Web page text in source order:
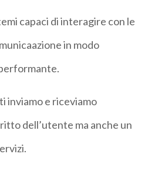
capaci di interagire con le
in modo
inviamo e riceviamo
dell’utente ma anche un